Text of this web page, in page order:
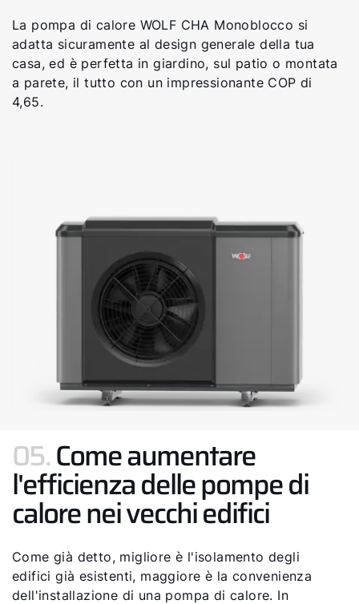
La pompa di calore WOLF CHA Monoblocco si
adatta sicuramente al design generale della tua
casa, ed è perfetta in giardino, sul patio o montata
a parete, il tutto con un impressionante COP di
4,65.
05.Come aumentare
l'efficienza delle pompe di
calore nei vecchi edifici
Come già detto, migliore è l'isolamento degli
edifici già esistenti, maggiore è la convenienza
dell'installazione di una pompa di calore. In